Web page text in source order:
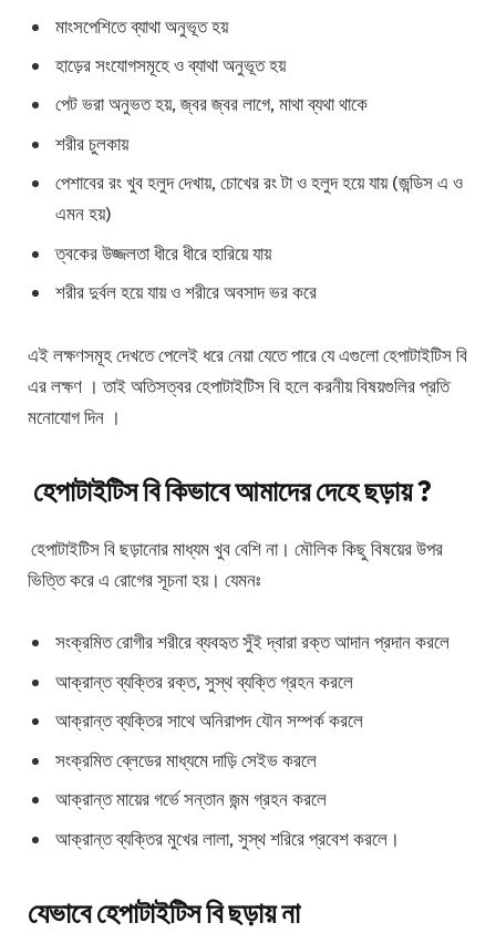
মাংসপেশিতে ব্যাথা অনুভূত হয়
হাড়ের সংযোগসমূহে ও ব্যাথা অনুভূত হয়
পেট ভরা অনুভত হয়, জ্বর জ্বর লাগে, মাথা ব্যথা থাকে
শরীর চুলকায়
পেশাবের রং খুব হলুদ দেখায়, চোখের রং টা ও হলুদ হয়ে যায় (জন্ডিস এ ও
এমন হয়)
ত্বকের উজ্জলতা ধীরে ধীরে হারিয়ে যায়
শরীর দুর্বল হয়ে যায় ও শরীরে অবসাদ ভর করে
এই লক্ষণসমূহ দেখতে পেলেই ধরে নেয়া যেতে পারে যে এগুলো হেপাটাইটিস বি
এর লক্ষণ । তাই অতিসত্বর হেপাটাইটিস বি হলে করনীয় বিষয়গুলির প্রতি
মনোযোগ দিন ।
হেপাটাইটিস বি কিভাবে আমাদের দেহে ছড়ায়?
হেপাটাইটিস বি ছড়ানোর মাধ্যম খুব বেশি না। মৌলিক কিছু বিষয়ের উপর
ভিত্তি করে এ রোগের সূচনা হয়। যেমনঃ
সংক্রমিত রোগীর শরীরে ব্যবহৃত সুঁই দ্বারা রক্ত আদান প্রদান করলে
আক্রান্ত ব্যক্তির রক্ত, সুস্থ ব্যক্তি গ্রহন করলে
আক্রান্ত ব্যক্তির সাথে অনিরাপদ যৌন সম্পর্ক করলে
সংক্রমিত ব্লেডের মাধ্যমে দাড়ি সেইভ করলে
আক্রান্ত মায়ের গর্ভে সন্তান জন্ম গ্রহন করলে
আক্রান্ত ব্যক্তির মুখের লালা, সুস্থ শরিরে প্রবেশ করলে।
যেভাবে হেপাটাইটিস বি ছড়ায় না